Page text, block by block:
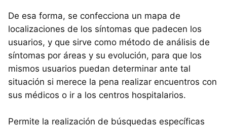
De esa forma, se confecciona un mapa de
localizaciones de los síntomas que padecen los
usuarios, y que sirve como método de análisis de
síntomas por áreas y su evolución, para que los
mismos usuarios puedan determinar ante tal
situación si merece la pena realizar encuentros con
sus médicos o ir a los centros hospitalarios.
Permite la realización de búsquedas específicas